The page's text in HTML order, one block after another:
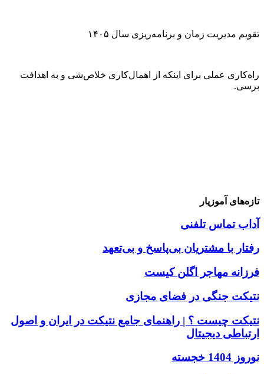
تقویم مدیریت زمان و برنامه‌ریزی سال ۱۴۰۵
راه‌کاری عملی برای اینکه از اهمال‌کاری خلاص‌شی و به اهدافت
برسی.
تازه‌های آموزیار
آداب تماس تلفنی
رفتار با مشتریان بی‌پاسخ و بی‌تعهد
فرزانه مهاجر اگلن کیست
نتیکت جنگی در فضای مجازی
نتیکت چیست ؟ | راهنمای جامع نتیکت در ایران و اصول
ارتباطی دیجیتال
نوروز 1404 خجسته